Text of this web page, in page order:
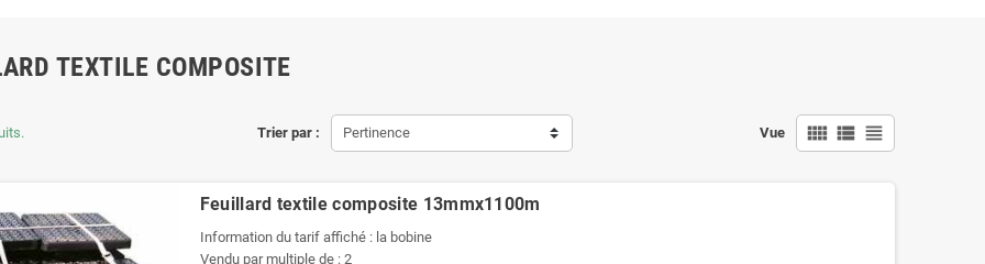
TEXTILE COMPOSITE
Trier par : Pertinence Vue view_comfy view_list view_headline
Feuillard textile composite 13mmx1100m
Information du tarif affiché : la bobine
Vendu par multiple de : 2